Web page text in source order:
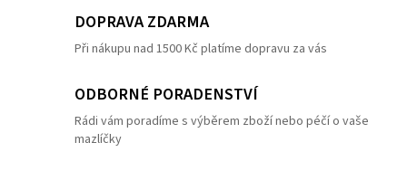
DOPRAVA ZDARMA
Při nákupu nad 1500 Kč platíme dopravu za vás
ODBORNÉ PORADENSTVÍ
Rádi vám poradíme s výběrem zboží nebo péčí o vaše
mazlíčky